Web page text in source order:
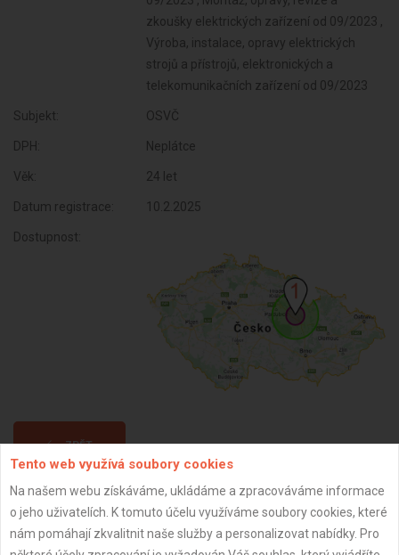
zkoušky elektrických zařízení od 09/2023 ,
Výroba, instalace, opravy elektrických
strojů a přístrojů, elektronických a
telekomunikačních zařízení od 09/2023
Subjekt: OSVČ
DPH: Neplátce
Věk: 24 let
Datum registrace: 10.2.2025
Dostupnost:
ZPĚT
Aktualizováno z portálu ARES dne 10.02.2025 19:35:19
Tento web využívá soubory cookies
Na našem webu získáváme, ukládáme a zpracováváme informace
o jeho uživatelích. K tomuto účelu využíváme soubory cookies, které
nám pomáhají zkvalitnit naše služby a personalizovat nabídky. Pro